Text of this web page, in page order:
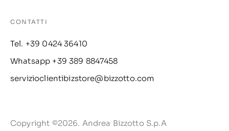
CONTATTI
Tel. +39 0424 36410
Whatsapp +39 389 8847458
servizioclientibizstore@bizzotto.com
Copyright ©2026. Andrea Bizzotto S.p.A